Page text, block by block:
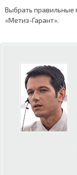
Выбрать правильные
«Метиз-Гарант».